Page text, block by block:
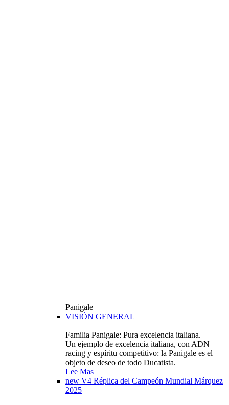
Panigale
VISIÓN GENERAL
Familia Panigale: Pura excelencia italiana.
Un ejemplo de excelencia italiana, con ADN
racing y espíritu competitivo: la Panigale es el
objeto de deseo de todo Ducatista.
Lee Mas
new V4 Réplica del Campeón Mundial Márquez
2025